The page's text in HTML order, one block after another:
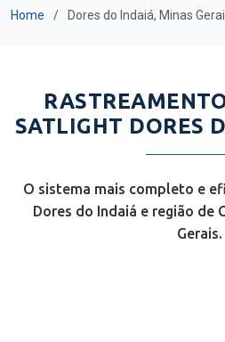
Home Dores do Indaiá, Minas
SATLIGHT DORES
O sistema mais completo e
Dores do Indaiá e região de
Gerais.